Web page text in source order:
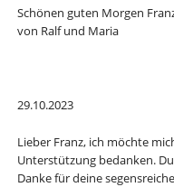
Schönen guten Morgen
von Ralf und Maria
29.10.2023
Lieber Franz, ich möchte
Unterstützung bedanken.
Danke für deine